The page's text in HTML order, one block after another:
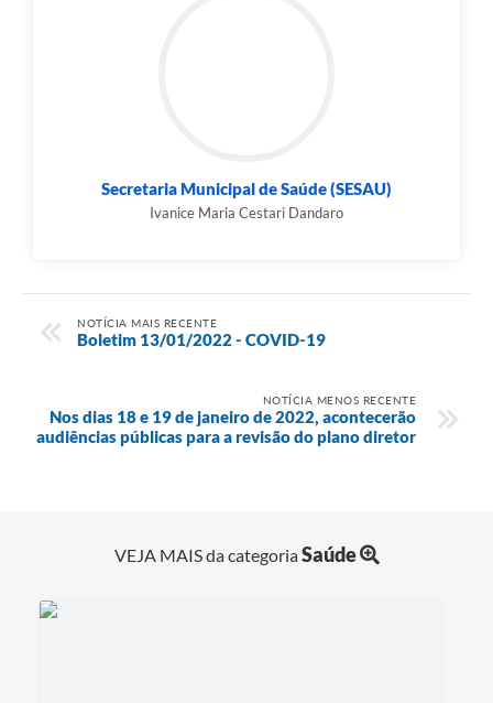
Secretaria Municipal de Saúde (SESAU)
Ivanice Maria Cestari Dandaro
NOTÍCIA MAIS RECENTE
Boletim 13/01/2022 - COVID-19
NOTÍCIA MENOS RECENTE
Nos dias 18 e 19 de janeiro de 2022, acontecerão
audiências públicas para a revisão do plano diretor
VEJA MAIS da categoriaSaúde